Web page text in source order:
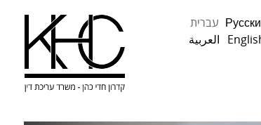
עברית
العربية